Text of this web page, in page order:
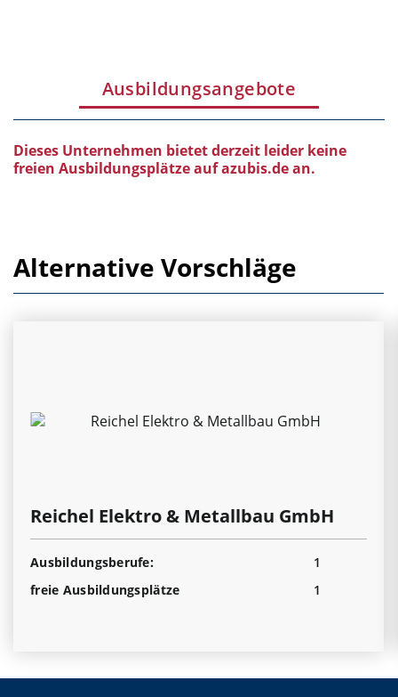
Ausbildungsangebote
Dieses Unternehmen bietet derzeit leider keine
freien Ausbildungsplätze auf azubis.de an.
Alternative Vorschläge
Reichel Elektro & Metallbau GmbH
Ausbildungsberufe:
1
freie Ausbildungsplätze
1